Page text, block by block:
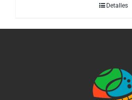
Detalles